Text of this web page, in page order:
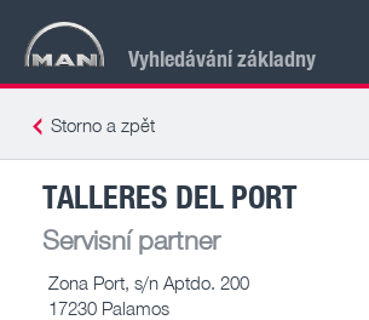
Vyhledávání základny
Storno a zpět
TALLERES DEL PORT
Servisní partner
Zona Port, s/n Aptdo. 200
17230 Palamos